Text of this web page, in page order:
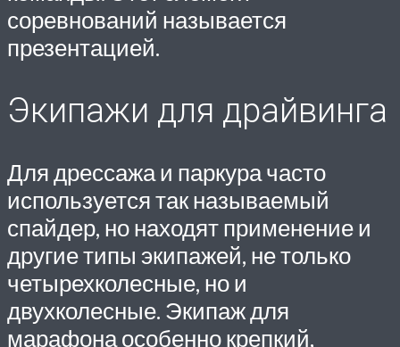
соревнований называется
презентацией.
Экипажи для драйвинга
Для дрессажа и паркура часто
используется так называемый
спайдер, но находят применение и
другие типы экипажей, не только
четырехколесные, но и
двухколесные. Экипаж для
марафона особенно крепкий,